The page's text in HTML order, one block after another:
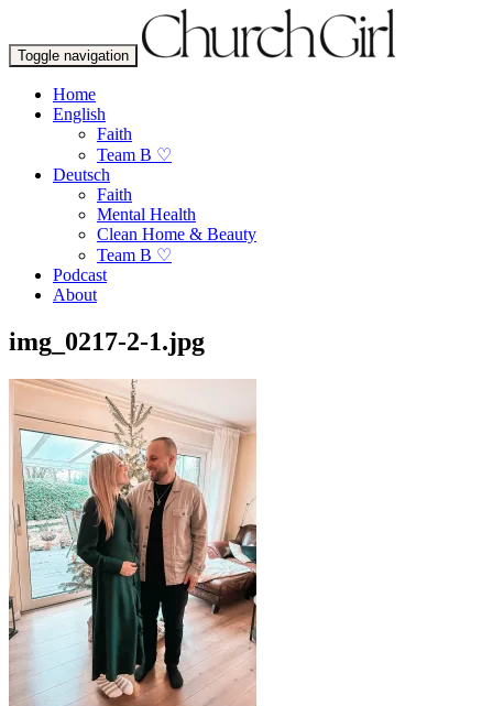
Toggle navigation
Home
English
Faith
Team B ♡
Deutsch
Faith
Mental Health
Clean Home & Beauty
Team B ♡
Podcast
About
img_0217-2-1.jpg